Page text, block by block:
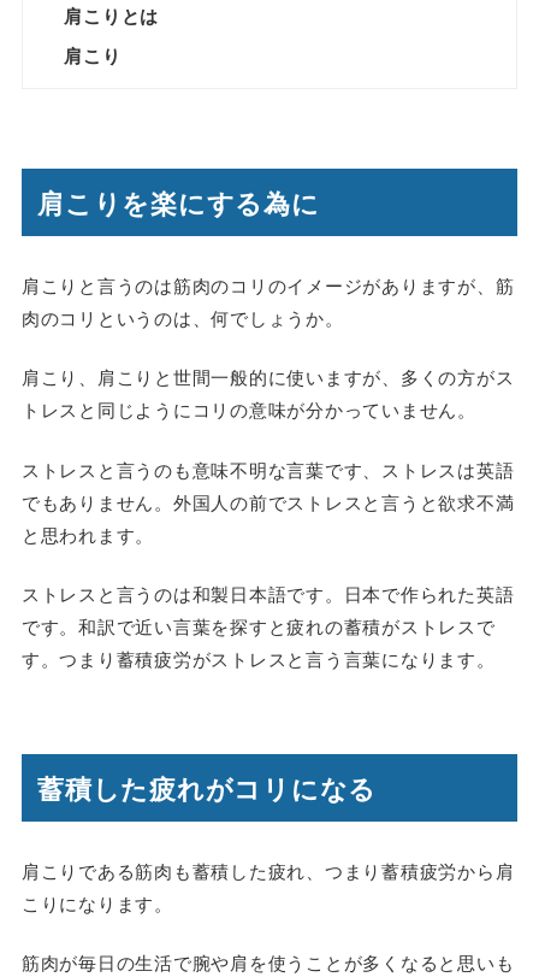
肩こりとは
肩こり
肩こりを楽にする為に
肩こりと言うのは筋肉のコリのイメージがありますが、筋
肉のコリというのは、何でしょうか。
肩こり、肩こりと世間一般的に使いますが、多くの方がス
トレスと同じようにコリの意味が分かっていません。
ストレスと言うのも意味不明な言葉です、ストレスは英語
でもありません。外国人の前でストレスと言うと欲求不満
と思われます。
ストレスと言うのは和製日本語です。日本で作られた英語
です。和訳で近い言葉を探すと疲れの蓄積がストレスで
す。つまり蓄積疲労がストレスと言う言葉になります。
蓄積した疲れがコリになる
肩こりである筋肉も蓄積した疲れ、つまり蓄積疲労から肩
こりになります。
筋肉が毎日の生活で腕や肩を使うことが多くなると思いも